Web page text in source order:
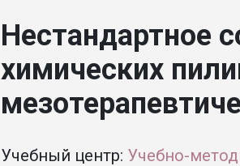
Нестандартное
химических
Учебный центр: Учебно-